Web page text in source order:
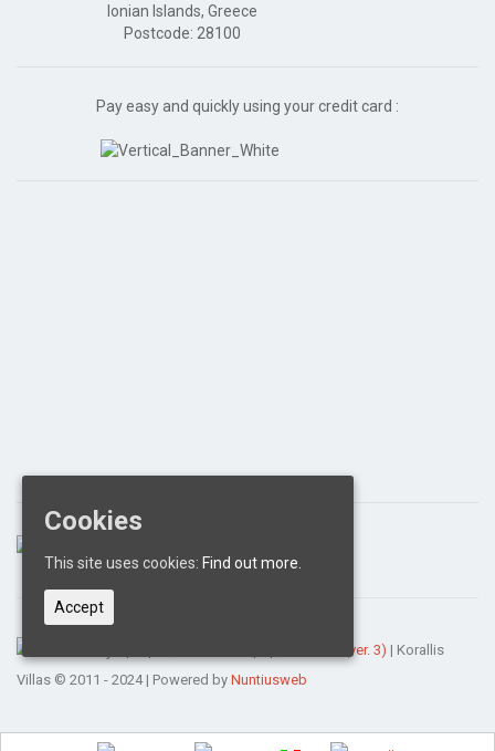
Ionian Islands, Greece
Postcode: 28100
Pay easy and quickly using your credit card :
1320025 (ver. 3) | Korallis
Villas © 2011 - 2024 | Powered by Nuntiusweb
Cookies
This site uses cookies: Find out more.
Accept